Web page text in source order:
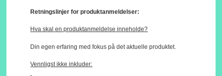
Retningslinjer for produktanmeldelser:
Hva skal en produktanmeldelse inneholde?
Din egen erfaring med fokus på det aktuelle produktet.
Vennligst ikke inkluder: